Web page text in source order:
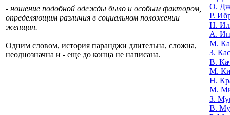
- ношение подобной одежды было и особым фактором,
определяющим различия в социальном положении
женщин.
Одним словом, история паранджи длительна, сложна,
неоднозначна и - еще до конца не написана.
О.
Р.
Н.
А.
М.
З.
В.
М.
Н.
М.
З.
В.